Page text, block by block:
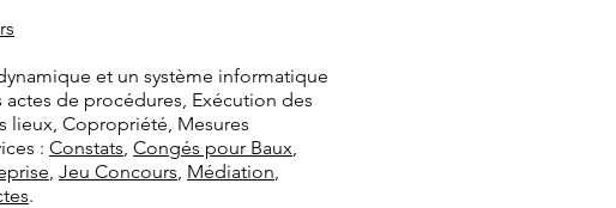
et un système informatique
de procédures, Exécution des
lieux, Copropriété, Mesures
: Constats, Congés pour Baux,
, Jeu Concours, Médiation,
.